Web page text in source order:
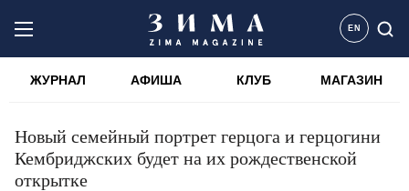
EN
ЖУРНАЛ АФИША КЛУБ МАГАЗИН
Новый семейный портрет герцога и герцогини
Кембриджских будет на их рождественской
открытке